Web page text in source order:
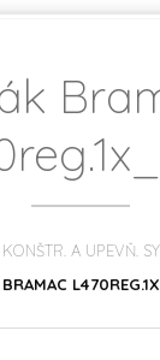
KONŠTR. A UPEVŇ.